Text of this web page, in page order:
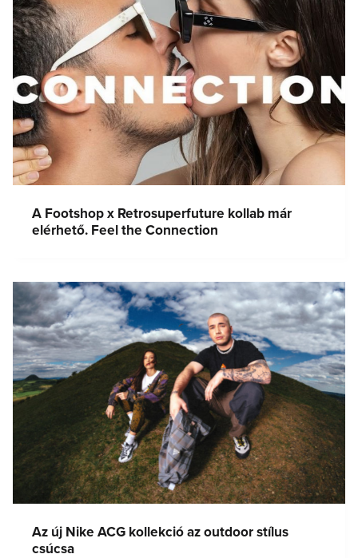
A Footshop x Retrosuperfuture kollab már
elérhető. Feel the Connection
Az új Nike ACG kollekció az outdoor stílus
csúcsa